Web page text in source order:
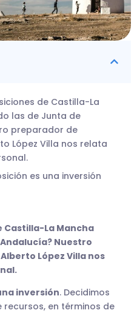
de Castilla-La
las de Junta de
preparador de
López Villa nos relata
es una inversión
Castilla-La Mancha
Nuestro
López Villa nos
inversión. Decidimos
en términos de